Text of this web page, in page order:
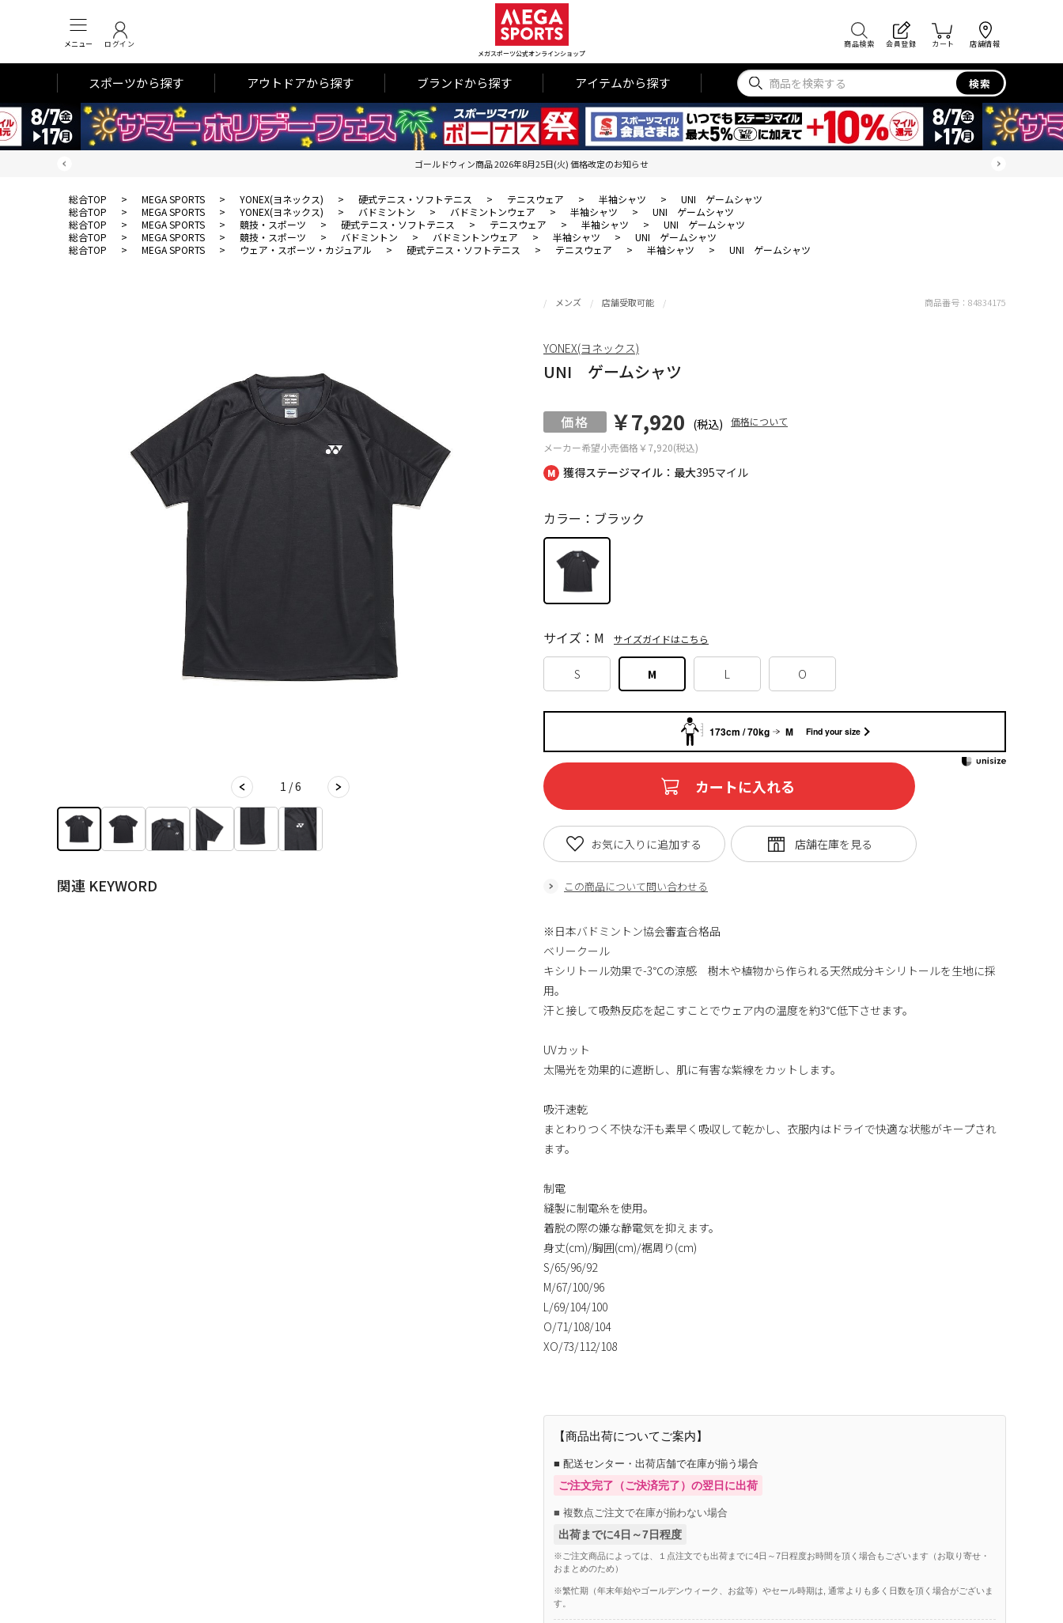
メニュー ログイン
メガスポーツ公式オンラインショップ
商品検索 会員登録 カート 店舗情報
スポーツから探す アウトドアから探す ブランドから探す アイテムから探す 検索
ゴールドウィン商品 2026年8月25日(火) 価格改定のお知らせ
総合TOP > MEGA SPORTS > YONEX(ヨネックス) > 硬式テニス・ソフトテニス > テニスウェア > 半袖シャツ >
UNI ゲームシャツ
総合TOP
> MEGA SPORTS > YONEX(ヨネックス) > バドミントン > バドミントンウェア > 半袖シャツ >
UNI ゲームシャツ
総合TOP
> MEGA SPORTS > 競技・スポーツ > 硬式テニス・ソフトテニス > テニスウェア > 半袖シャツ >
UNI ゲームシャツ
総合TOP
> MEGA SPORTS > 競技・スポーツ > バドミントン > バドミントンウェア > 半袖シャツ >
UNI ゲームシャツ
総合TOP
> MEGA SPORTS > ウェア・スポーツ・カジュアル > 硬式テニス・ソフトテニス > テニスウェア > 半袖シャツ > UNI ゲームシャツ
1 / 6
関連 KEYWORD
獲得ステージマイル：最大395マイル
メンズ 店舗受取可能
UNI ゲームシャツ
メーカー希望小売価格￥7,920(税込)
￥7,920 (税込) 価格について
カラー：ブラック
S M L O
サイズ：M サイズガイドはこちら
カートに入れる
この商品について問い合わせる
お気に入りに追加する
商品番号： 84834175
YONEX(ヨネックス)
※日本バドミントン協会審査合格品
ベリークール
キシリトール効果で-3℃の涼感 樹木や植物から作られる天然成分キシリトールを生地に採
用。
汗と接して吸熱反応を起こすことでウェア内の温度を約3℃低下させます。
UVカット
太陽光を効果的に遮断し、肌に有害な紫線をカットします。
吸汗速乾
まとわりつく不快な汗も素早く吸収して乾かし、衣服内はドライで快適な状態がキープされ
ます。
制電
縫製に制電糸を使用。
着脱の際の嫌な静電気を抑えます。
身丈(cm)/胸囲(cm)/裾周り(cm)
S/65/96/92
M/67/100/96
L/69/104/100
O/71/108/104
XO/73/112/108
【商品出荷についてご案内】
■ 配送センター・出荷店舗で在庫が揃う場合
ご注文完了（ご決済完了）の翌日に出荷
■ 複数点ご注文で在庫が揃わない場合
出荷までに4日～7日程度
※ご注文商品によっては、１点注文でも出荷までに4日～7日程度お時間を頂く場合もございます（お取り寄せ・
おまとめのため）
※繁忙期（年末年始やゴールデンウィーク、お盆等）やセール時期は, 通常よりも多く日数を頂く場合がございま
す。
173cm / 70kg M Find your size